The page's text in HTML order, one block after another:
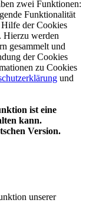
zwei Funktionen:
Funktionalität
der Cookies
Hierzu werden
gesammelt und
der Cookies
zu Cookies
und
ist eine
kann.
Version.
unserer